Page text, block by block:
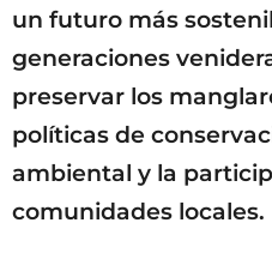
un futuro más
generaciones
preservar los
políticas de
ambiental y la
comunidades locales.